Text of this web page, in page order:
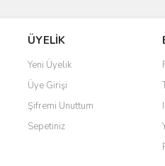
ÜYELİK
Yeni Üyelik
Üye Girişi
Şifremi Unuttum
Sepetiniz